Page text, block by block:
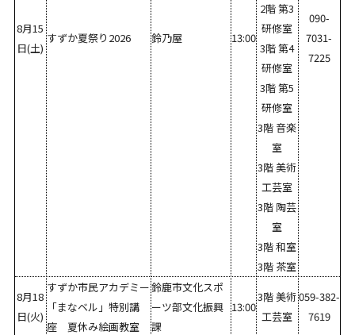
8月15
日(土)
すずか夏祭り2026 鈴乃屋 13:00
2階 第3
研修室
3階 第4
研修室
3階 第5
研修室
3階 音楽
室
3階 美術
工芸室
3階 陶芸
室
3階 和室
3階 茶室
090-
7031-
7225
8月18
日(火)
すずか市民アカデミー
「まなベル」特別講
座 夏休み絵画教室
鈴鹿市文化スポ
ーツ部文化振興
課
13:00
3階 美術
工芸室
059-382-
7619